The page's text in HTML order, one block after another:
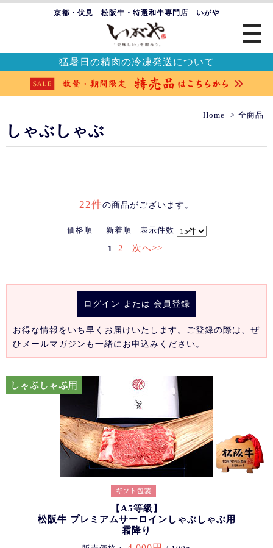
京都・伏見 松阪牛・特選和牛専門店 いがや
猛暑日の精肉の冷凍発送について
Home 全商品
しゃぶしゃぶ
22件の商品がございます。
価格順 新着順 表示件数
1 2 次へ>>
ログイン または 会員登録
お得な情報をいち早くお届けいたします。ご登録の際は、ぜ
ひメールマガジンも一緒にお申込みください。
【A5等級】
松阪牛 プレミアムサーロインしゃぶしゃぶ用
霜降り